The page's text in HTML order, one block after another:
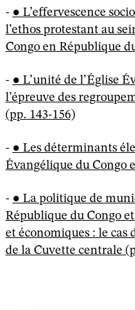
-
L’effervescence
l’ethos protestant au
Congo en République
-
L’unité de l’Église
l’épreuve des
(pp. 143-156)
-
Les déterminants
Évangélique du Congo
-
La politique de
République du Congo
et économiques : le cas
de la Cuvette centrale